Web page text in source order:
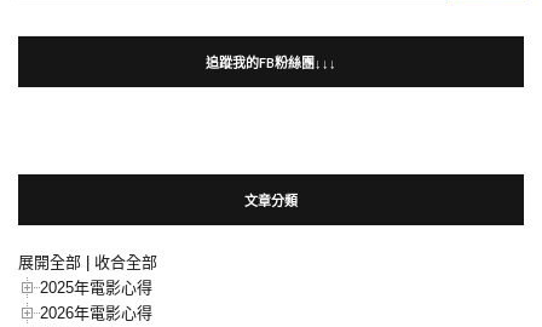
追蹤我的FB粉絲團↓↓↓
文章分類
展開全部
收合全部
2025年電影心得
2026年電影心得